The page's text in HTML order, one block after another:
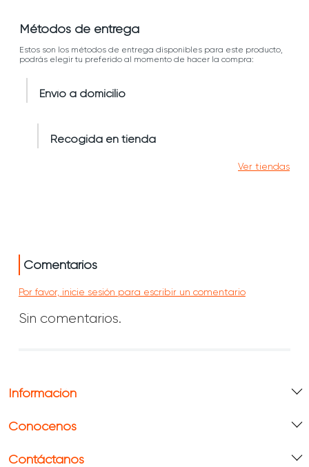
Métodos de entrega
Estos son los métodos de entrega disponibles para este producto,
podrás elegir tu preferido al momento de hacer la compra:
Envío a domicilio
Recogida en tienda
Ver tiendas
Comentarios
Por favor, inicie sesión para escribir un comentario
Sin comentarios.
Información
Conócenos
Contáctanos